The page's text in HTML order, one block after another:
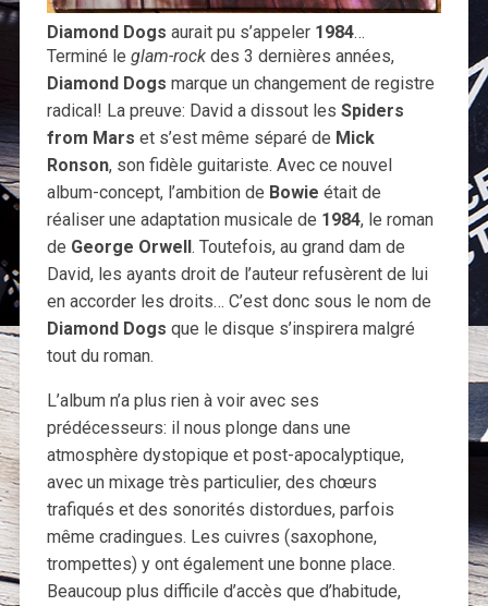
Diamond Dogs aurait pu s’appeler 1984…
Terminé le glam-rockdes 3 dernières années,
Diamond Dogs marque un changement de registre
radical! La preuve: David a dissout les Spiders
from Mars et s’est même séparé de Mick
Ronson, son fidèle guitariste. Avec ce nouvel
album-concept, l’ambition de Bowie était de
réaliser une adaptation musicale de 1984, le roman
de George Orwell. Toutefois, au grand dam de
David, les ayants droit de l’auteur refusèrent de lui
en accorder les droits… C’est donc sous le nom de
Diamond Dogs que le disque s’inspirera malgré
tout du roman.
L’album n’a plus rien à voir avec ses
prédécesseurs: il nous plonge dans une
atmosphère dystopique et post-apocalyptique,
avec un mixage très particulier, des chœurs
trafiqués et des sonorités distordues, parfois
même cradingues. Les cuivres (saxophone,
trompettes) y ont également une bonne place.
Beaucoup plus difficile d’accès que d’habitude,